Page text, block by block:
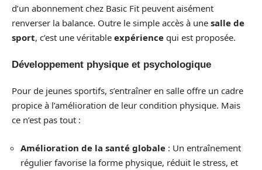
d’un abonnement chez Basic Fit peuvent aisément
renverser la balance. Outre le simple accès à une salle de
sport, c’est une véritable expérience qui est proposée.
Développement physique et psychologique
Pour de jeunes sportifs, s’entraîner en salle offre un cadre
propice à l’amélioration de leur condition physique. Mais
ce n’est pas tout :
Amélioration de la santé globale : Un entraînement
régulier favorise la forme physique, réduit le stress, et